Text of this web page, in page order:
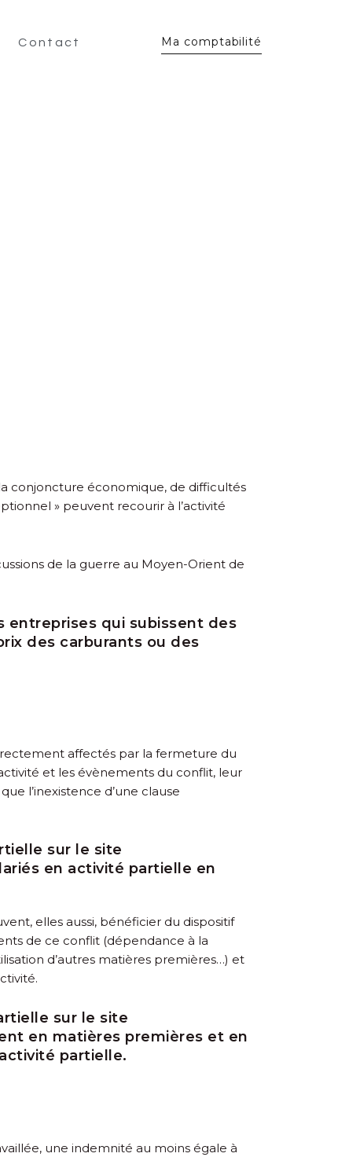
Contact Ma comptabilité
conjoncture économique, de difficultés
» peuvent recourir à l’activité
de la guerre au Moyen-Orient de
entreprises qui subissent des
des carburants ou des
affectés par la fermeture du
et les évènements du conflit, leur
l’inexistence d’une clause
sur le site
en activité partielle en
elles aussi, bénéficier du dispositif
de ce conflit (dépendance à la
d’autres matières premières…) et
sur le site
en matières premières et en
partielle.
une indemnité au moins égale à